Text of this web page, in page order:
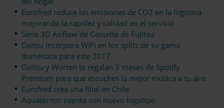
Eurofred reduce las emisiones de CO2 en la logística
mejorando la rapidez y calidad en el servicio
Serie 3D Airflow de Cassette de Fujitsu
Daitsu incorpora WiFi en los splits de su gama
doméstica para este 2017
Daitsu y Worten te regalan 3 meses de Spotify
Premium para que escuches la mejor música a tu aire
Eurofred crea una filial en Chile
Aquatermic cuenta con nuevo logotipo